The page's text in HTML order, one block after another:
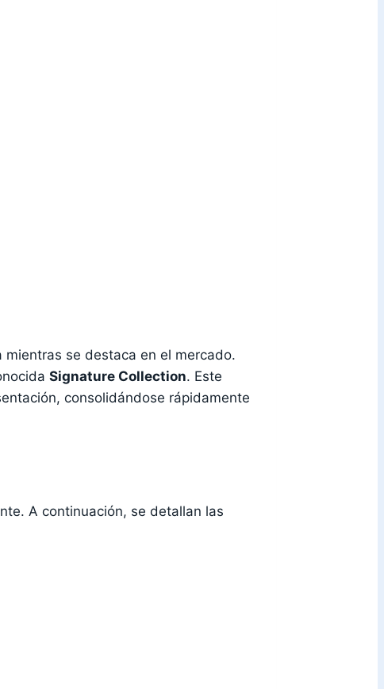
se destaca en el mercado.
Signature Collection. Este
consolidándose rápidamente
A continuación, se detallan las